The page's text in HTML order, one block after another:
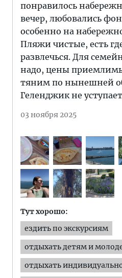
понравилось
вечер, любовались
особенно на
Пляжи чистые, есть
развлечься. Для
надо, цены
тяним по нынешней
Геленджик не
03 ноября 2025
Тут хорошо:
ездить по экскурсиям
отдыхать детям и
отдыхать